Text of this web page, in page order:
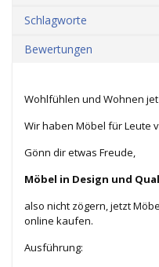
Schlagworte
Bewertungen
Wohlfühlen und Wohnen
Wir haben Möbel für Leute
Gönn dir etwas Freude,
Möbel in Design und
also nicht zögern, jetzt
online kaufen.
Ausführung: